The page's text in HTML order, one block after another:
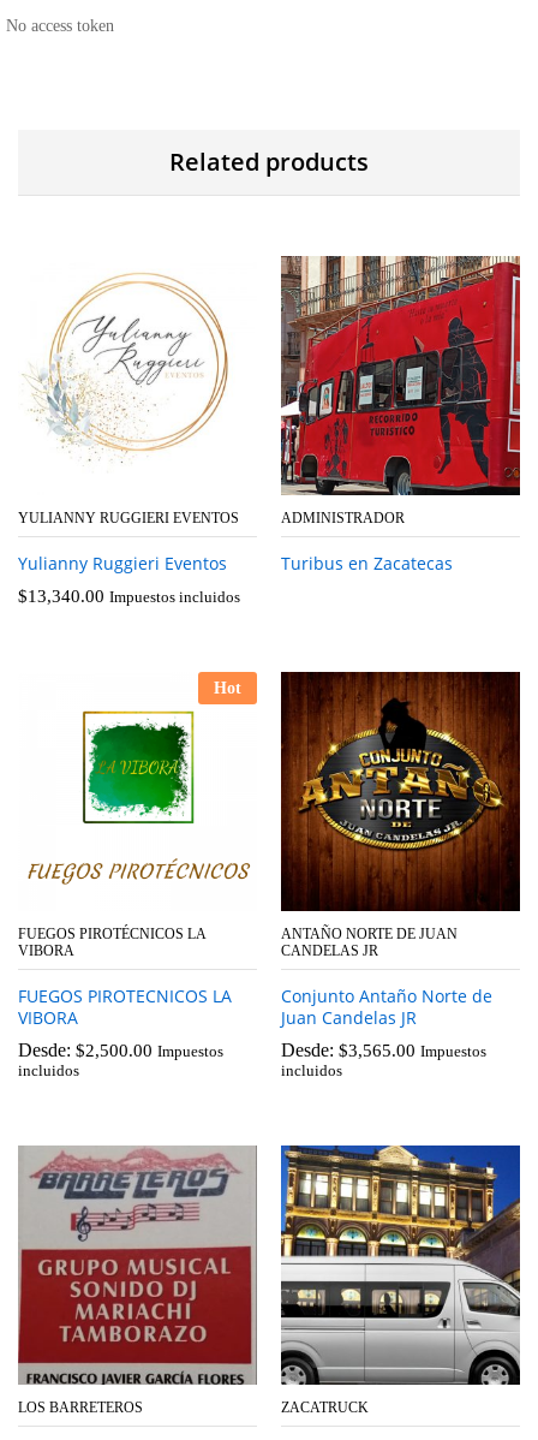
No access token
Related products
YULIANNY RUGGIERI EVENTOS
Yulianny Ruggieri Eventos
$13,340.00 Impuestos incluidos
ADMINISTRADOR
Turibus en Zacatecas
Hot
FUEGOS PIROTÉCNICOS LA
VIBORA
FUEGOS PIROTECNICOS LA
VIBORA
Desde: $2,500.00 Impuestos
incluidos
ANTAÑO NORTE DE JUAN
CANDELAS JR
Conjunto Antaño Norte de
Juan Candelas JR
Desde: $3,565.00 Impuestos
incluidos
LOS BARRETEROS ZACATRUCK